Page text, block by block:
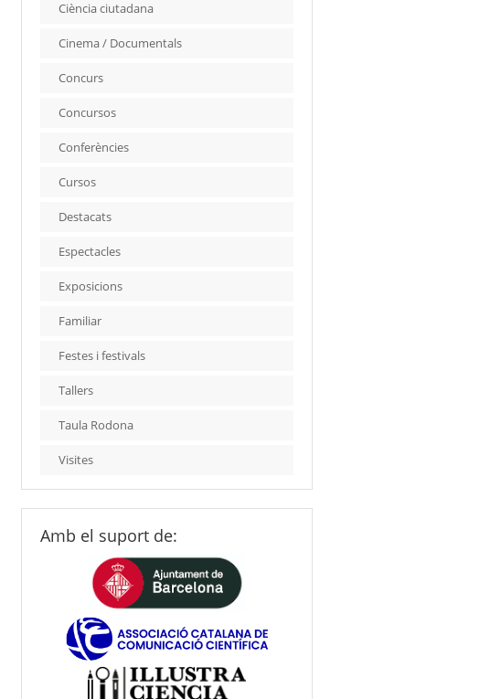
Ciència ciutadana
Cinema / Documentals
Concurs
Concursos
Conferències
Cursos
Destacats
Espectacles
Exposicions
Familiar
Festes i festivals
Tallers
Taula Rodona
Visites
Amb el suport de: